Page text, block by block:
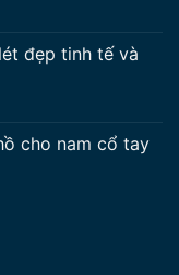
đẹp tinh tế và
cho nam cổ tay